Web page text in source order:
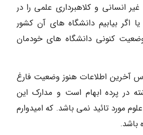
انسانی و کلاهبرداری علمی را در
اگر بیابیم دانشگاه های آن کشور
کنونی دانشگاه های خودمان
آخرین اطلاعات هنوز وضعیت فارغ
در پرده ابهام است و مدارک این
مورد تائید نمی باشد. که امیدوارم
باشد.